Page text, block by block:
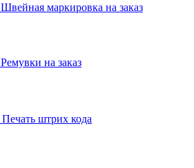
Швейная маркировка на заказ
Ремувки на заказ
Печать штрих кода